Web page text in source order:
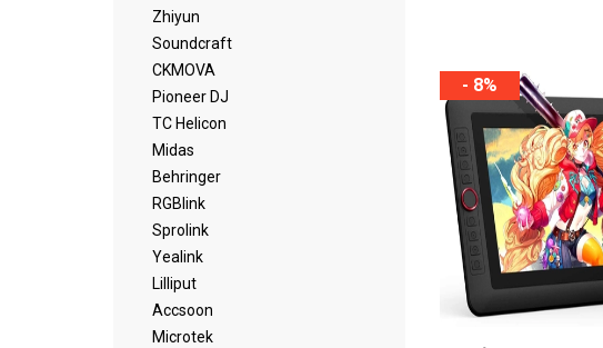
- 8%
Zhiyun
Soundcraft
CKMOVA
Pioneer DJ
TC Helicon
Midas
Behringer
RGBlink
Sprolink
Yealink
Lilliput
Accsoon
Microtek